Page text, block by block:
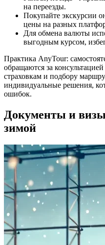
на переезды.
Покупайте экскурсии
цены на разных
Для обмена валюты
выгодным курсом,
Практика AnyTour:
обращаются за
страховкам и подбору
индивидуальные решения,
ошибок.
Документы и
зимой